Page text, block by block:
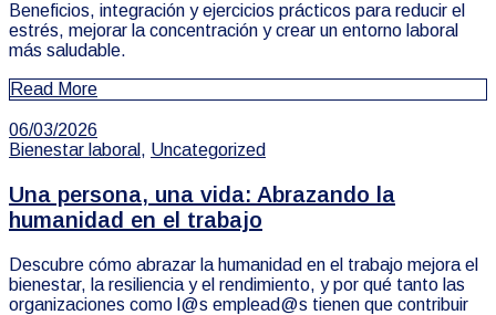
Beneficios, integración y ejercicios prácticos para reducir el
estrés, mejorar la concentración y crear un entorno laboral
más saludable.
Read More
06/03/2026
Bienestar laboral , Uncategorized
Una persona, una vida: Abrazando la
humanidad en el trabajo
Descubre cómo abrazar la humanidad en el trabajo mejora el
bienestar, la resiliencia y el rendimiento, y por qué tanto las
organizaciones como l@s emplead@s tienen que contribuir